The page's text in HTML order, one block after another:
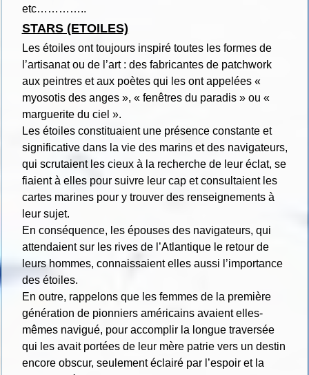
etc…………..
STARS (ETOILES)
Les étoiles ont toujours inspiré toutes les formes de
l’artisanat ou de l’art : des fabricantes de patchwork
aux peintres et aux poètes qui les ont appelées «
myosotis des anges », « fenêtres du paradis » ou «
marguerite du ciel ».
Les étoiles constituaient une présence constante et
significative dans la vie des marins et des navigateurs,
qui scrutaient les cieux à la recherche de leur éclat, se
fiaient à elles pour suivre leur cap et consultaient les
cartes marines pour y trouver des renseignements à
leur sujet.
En conséquence, les épouses des navigateurs, qui
attendaient sur les rives de l’Atlantique le retour de
leurs hommes, connaissaient elles aussi l’importance
des étoiles.
En outre, rappelons que les femmes de la première
génération de pionniers américains avaient elles-
mêmes navigué, pour accomplir la longue traversée
qui les avait portées de leur mère patrie vers un destin
encore obscur, seulement éclairé par l’espoir et la